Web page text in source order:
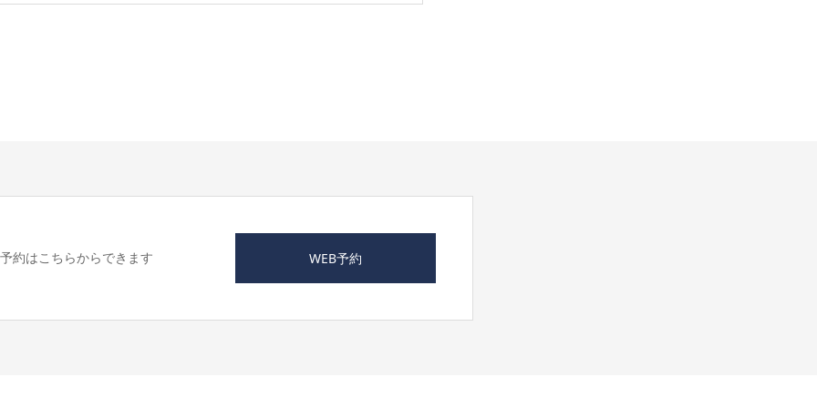
約はこちらからできます WEB予約